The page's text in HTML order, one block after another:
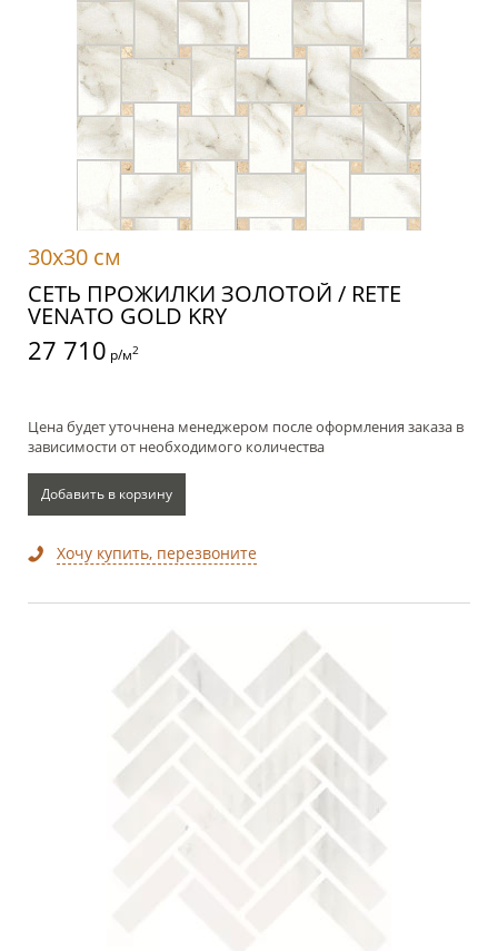
30x30 см
СЕТЬ ПРОЖИЛКИ ЗОЛОТОЙ / RETE
VENATO GOLD KRY
27 710 р/м2
Цена будет уточнена менеджером после оформления заказа в
зависимости от необходимого количества
Добавить в корзину
Хочу купить, перезвоните